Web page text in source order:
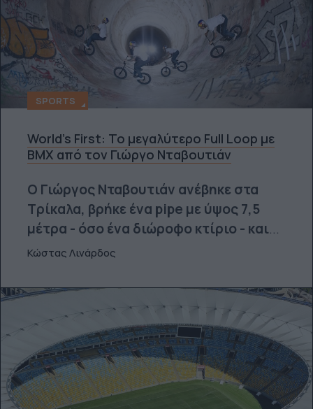
SPORTS
World's First: Το μεγαλύτερο Full Loop με
BMX από τον Γιώργο Νταβουτιάν
Ο Γιώργος Νταβουτιάν ανέβηκε στα
Τρίκαλα, βρήκε ένα pipe με ύψος 7,5
μέτρα - όσο ένα διώροφο κτίριο - και...
Κώστας Λινάρδος